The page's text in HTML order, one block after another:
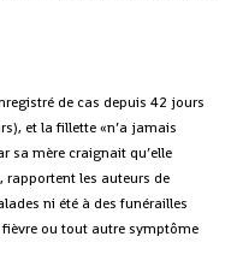
de cas depuis 42 jours
et la fillette «n’a jamais
sa mère craignait qu’elle
rapportent les auteurs de
ni été à des funérailles
fièvre ou tout autre symptôme